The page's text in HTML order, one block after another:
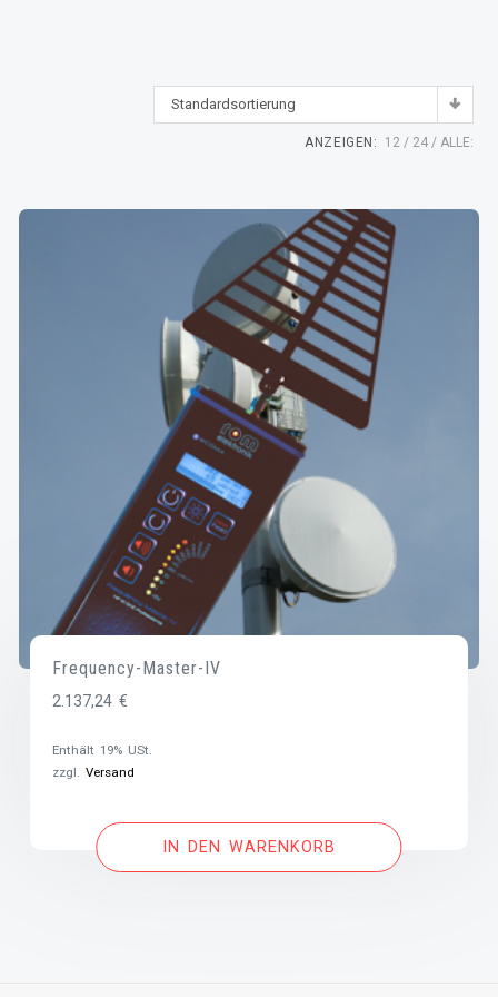
Standardsortierung
ANZEIGEN: 12 24 ALLE:
Frequency-Master-IV
2.137,24€
Enthält 19% USt.
zzgl.Versand
IN DEN WARENKORB